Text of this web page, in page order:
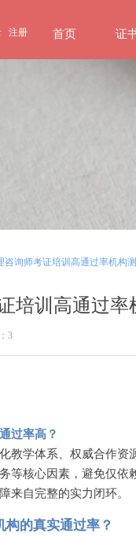
首页 证
注册
培训高通过率
咨询师考证培训高通过率机构
过率高？
教学体系、权威合作
等核心因素，避免仅依
来自完整的实力闭环。
的真实通过率？
3